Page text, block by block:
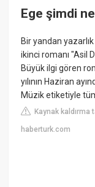
Ege şimdi
Bir yandan
ikinci romanı "Asil
Büyük ilgi gören
yılının Haziran
Müzik etiketiyle
Kaynak kaldırma
haberturk.com